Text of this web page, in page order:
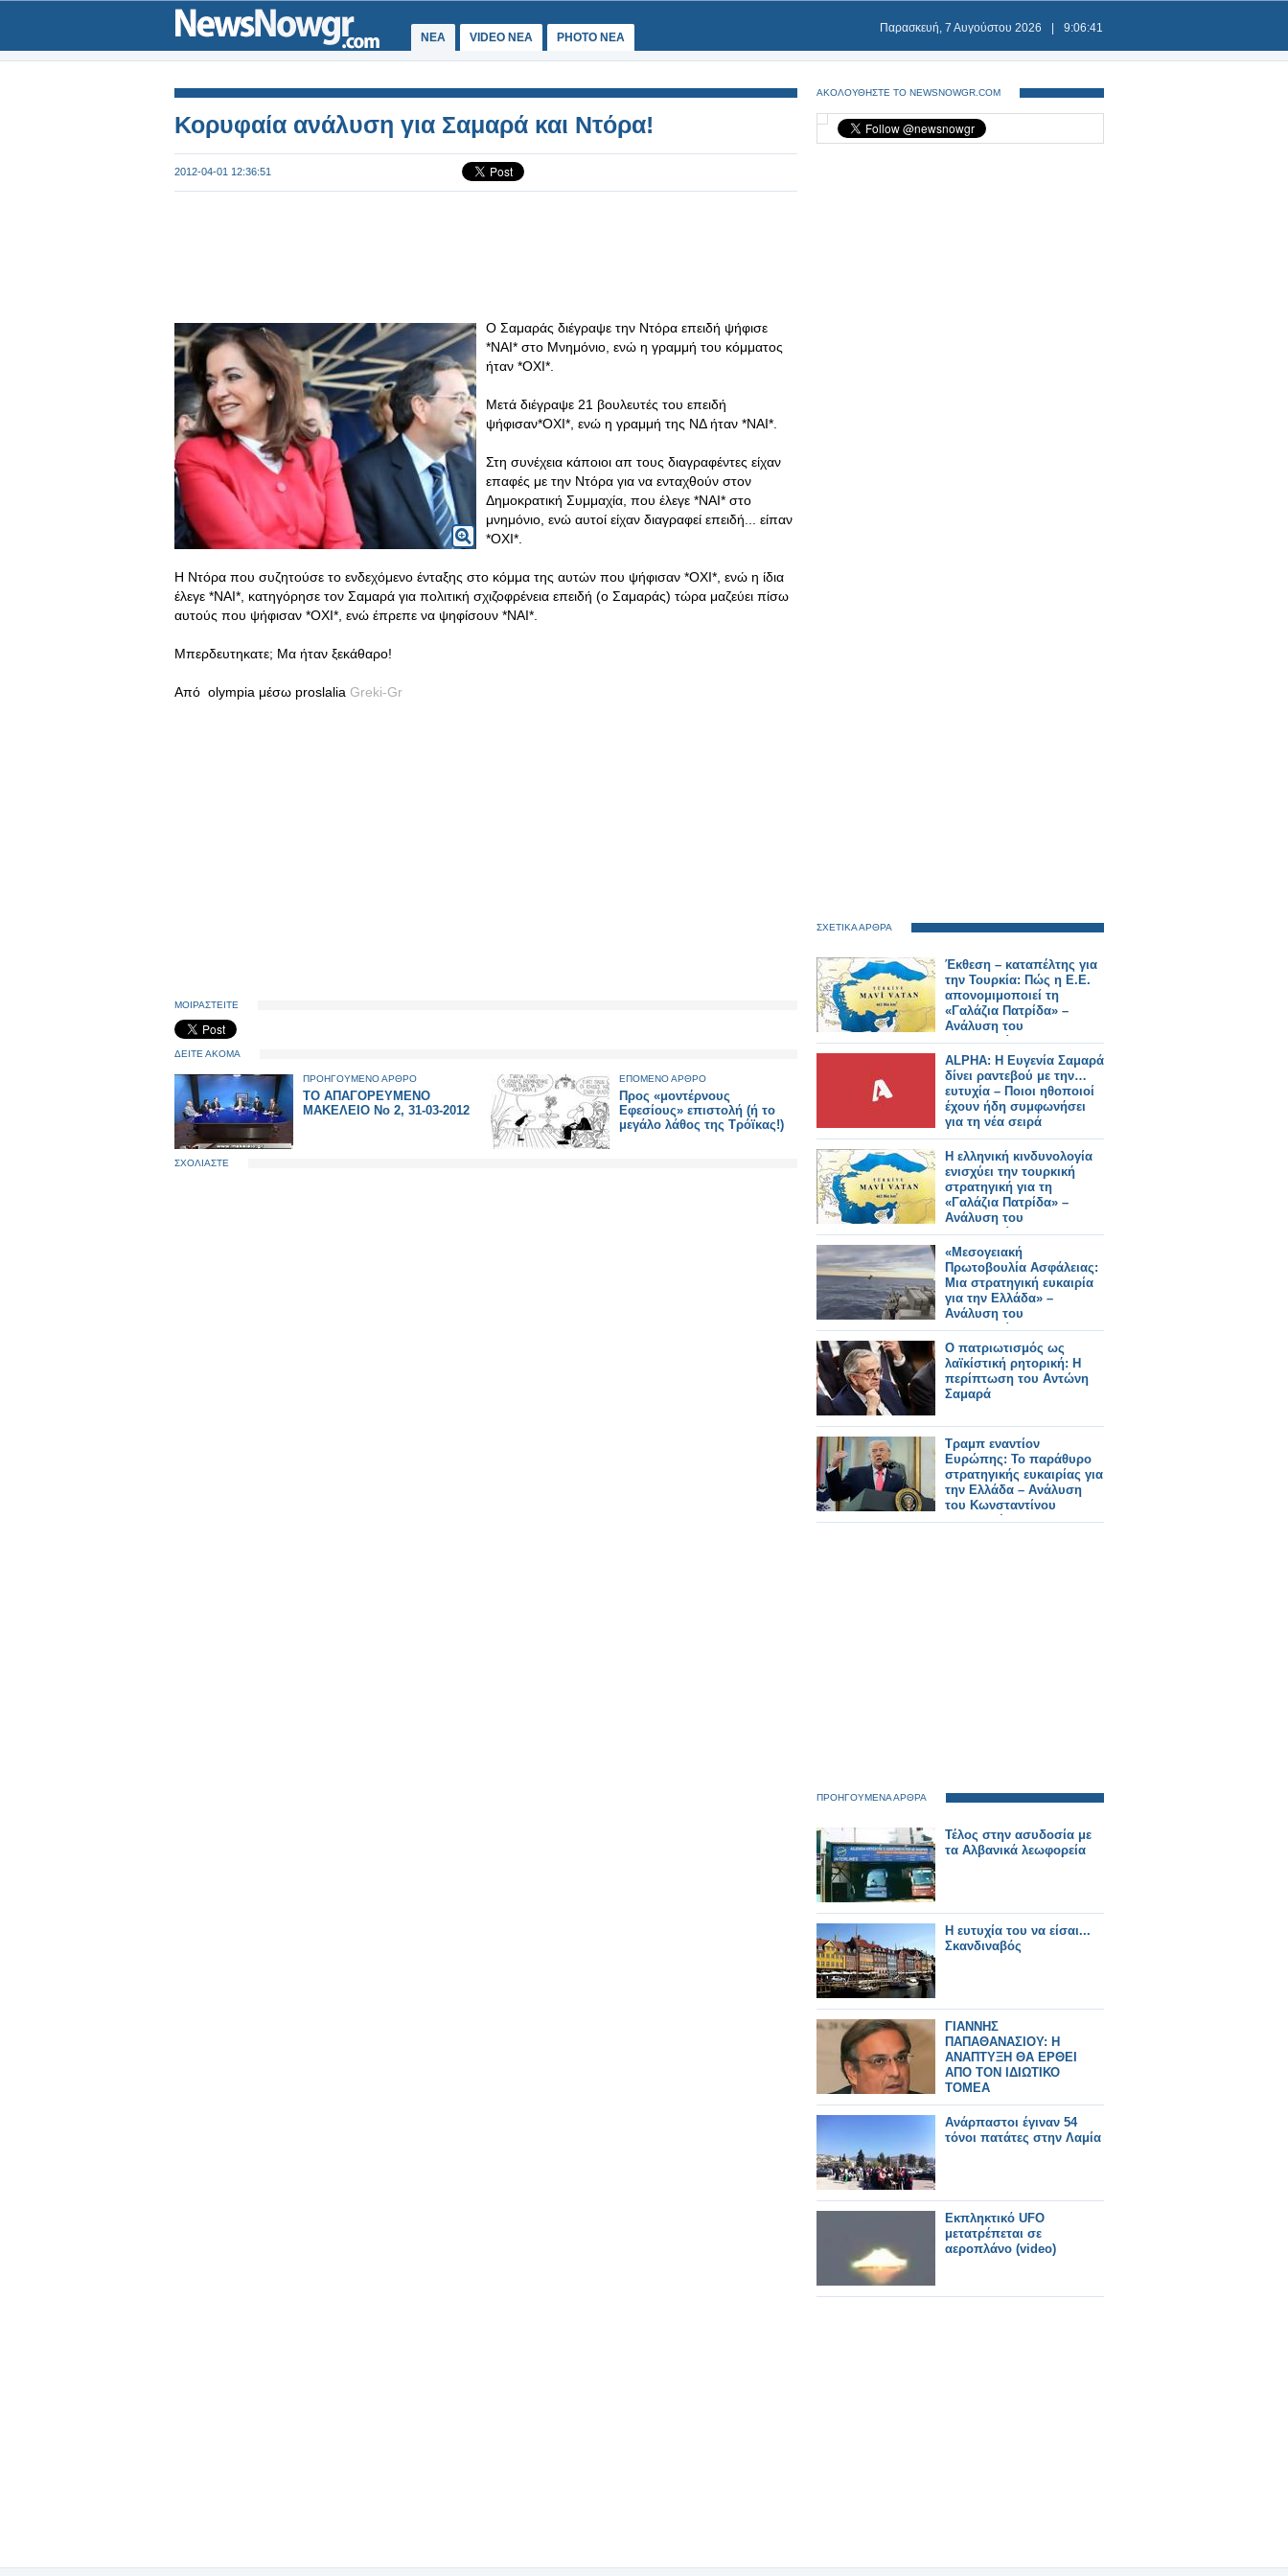
ΝΕΑ VIDEO NEA PHOTO NEA
Παρασκευή, 7 Αυγούστου 2026 9:06:42
Κορυφαία ανάλυση για Σαμαρά και Ντόρα!
2012-04-01 12:36:51
Ο Σαμαράς διέγραψε την Ντόρα επειδή ψήφισε
*ΝΑΙ* στο Μνημόνιο, ενώ η γραμμή του κόμματος
ήταν *ΟΧΙ*.
Μετά διέγραψε 21 βουλευτές του επειδή
ψήφισαν*ΟΧΙ*, ενώ η γραμμή της ΝΔ ήταν *ΝΑΙ*.
Στη συνέχεια κάποιοι απ τους διαγραφέντες είχαν
επαφές με την Ντόρα για να ενταχθούν στον
Δημοκρατική Συμμαχία, που έλεγε *ΝΑΙ* στο
μνημόνιο, ενώ αυτοί είχαν διαγραφεί επειδή... είπαν
*ΟΧΙ*.
Η Ντόρα που συζητούσε το ενδεχόμενο ένταξης στο κόμμα της αυτών που ψήφισαν *ΟΧΙ*, ενώ η ίδια
έλεγε *ΝΑΙ*, κατηγόρησε τον Σαμαρά για πολιτική σχιζοφρένεια επειδή (ο Σαμαράς) τώρα μαζεύει πίσω
αυτούς που ψήφισαν *ΟΧΙ*, ενώ έπρεπε να ψηφίσουν *ΝΑΙ*.
Μπερδευτηκατε; Μα ήταν ξεκάθαρο!
Από olympia μέσω proslalia Greki-Gr
ΜΟΙΡΑΣΤΕΙΤΕ
ΔΕΙΤΕ ΑΚΟΜΑ
ΠΡΟΗΓΟΥΜΕΝΟ ΑΡΘΡΟ
ΤΟ ΑΠΑΓΟΡΕΥΜΕΝΟ
ΜΑΚΕΛΕΙΟ Νο 2, 31-03-2012
ΕΠΟΜΕΝΟ ΑΡΘΡΟ
Προς «μοντέρνους
Εφεσίους» επιστολή (ή το
μεγάλο λάθος της Τρόϊκας!)
ΣΧΟΛΙΑΣΤΕ
ΑΚΟΛΟΥΘΗΣΤΕ ΤΟ NEWSNOWGR.COM
ΣΧΕΤΙΚΑ ΑΡΘΡΑ
Έκθεση – καταπέλτης για
την Τουρκία: Πώς η Ε.Ε.
απονομιμοποιεί τη
«Γαλάζια Πατρίδα» –
Ανάλυση του
Κωνσταντίνου
Μπαλωμένου
ALPHA: Η Ευγενία Σαμαρά
δίνει ραντεβού με την…
ευτυχία – Ποιοι ηθοποιοί
έχουν ήδη συμφωνήσει
για τη νέα σειρά
Η ελληνική κινδυνολογία
ενισχύει την τουρκική
στρατηγική για τη
«Γαλάζια Πατρίδα» –
Ανάλυση του
Κωνσταντίνου
Μπαλωμένου
«Μεσογειακή
Πρωτοβουλία Ασφάλειας:
Μια στρατηγική ευκαιρία
για την Ελλάδα» –
Ανάλυση του
Κωνσταντίνου
Μπαλωμένου
Ο πατριωτισμός ως
λαϊκίστική ρητορική: Η
περίπτωση του Αντώνη
Σαμαρά
Τραμπ εναντίον
Ευρώπης: Το παράθυρο
στρατηγικής ευκαιρίας για
την Ελλάδα – Ανάλυση
του Κωνσταντίνου
Μπαλωμένου
ΠΡΟΗΓΟΥΜΕΝΑ ΑΡΘΡΑ
Τέλος στην ασυδοσία με
τα Αλβανικά λεωφορεία
Η ευτυχία του να είσαι...
Σκανδιναβός
ΓΙΑΝΝΗΣ
ΠΑΠΑΘΑΝΑΣΙΟΥ: Η
ΑΝΑΠΤΥΞΗ ΘΑ ΕΡΘΕΙ
ΑΠΟ ΤΟΝ ΙΔΙΩΤΙΚΟ
ΤΟΜΕΑ
Ανάρπαστοι έγιναν 54
τόνοι πατάτες στην Λαμία
Εκπληκτικό UFO
μετατρέπεται σε
αεροπλάνο (video)